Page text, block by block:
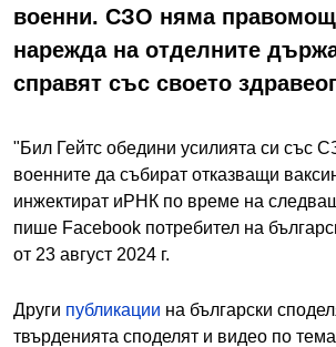
военни. СЗО няма
нарежда на отделните
справят със своето
"Бил Гейтс обедини усилията си със
военните да събират отказващи
инжектират иРНК по време на
пише Facebook потребител на
от 23 август 2024 г.
Други публикации на български
твърденията споделят и видео по